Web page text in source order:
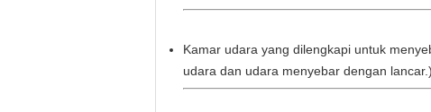
Kamar udara yang dilengkapi untuk
udara dan udara menyebar dengan lancar.)